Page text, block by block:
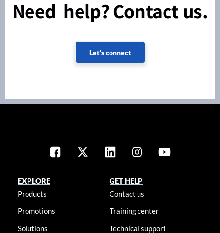
Need help? Contact us.
Let's connect
EXPLORE
Products
Promotions
Solutions
GET HELP
Contact us
Training center
Technical support